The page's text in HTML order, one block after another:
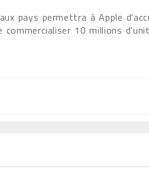
pays permettra à Apple
commercialiser 10 millions